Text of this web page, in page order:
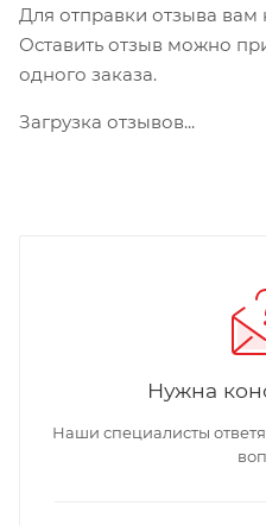
Для отправки отзыва вам
Оставить отзыв можно
одного заказа.
Загрузка отзывов...
Нужна
Наши специалисты